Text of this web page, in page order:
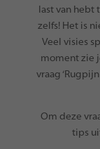
last van hebt
zelfs! Het is
Veel visies
moment zie
vraag
Om deze
tips